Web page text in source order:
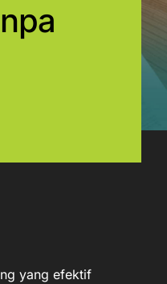
yang efektif